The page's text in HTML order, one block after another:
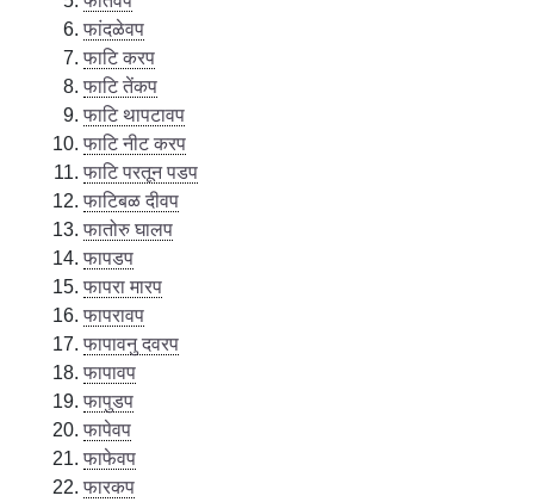
फांदळेवप
फाटि करप
फाटि तेंकप
फाटि थापटावप
फाटि नीट करप
फाटि परतून पडप
फाटिबळ दीवप
फातोरु घालप
फापडप
फापरा मारप
फापरावप
फापावनु दवरप
फापावप
फापुडप
फापेवप
फाफेवप
फारकप